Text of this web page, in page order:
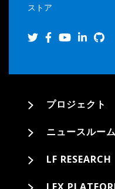
ストア
プロジェクト
ニュースルーム
LF RESEARCH